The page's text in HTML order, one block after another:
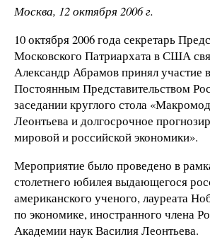
Москва, 12 октября 2006 г.
10 октября 2006 годасекретарь
Московского Патриархата в США
Александр Абрамов принял участие
Постоянным Представительством
заседании круглого стола
Леонтьева и долгосрочное
мировой и российской экономики».
Мероприятие было проведено в
столетнего юбилея выдающегося
американского ученого, лауреата
по экономике, иностранного члена
Академии наук Василия Леонтьева.